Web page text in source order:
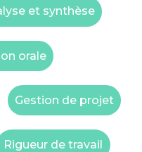
et synthèse
orale
Gestion de projet
Rigueur de travail